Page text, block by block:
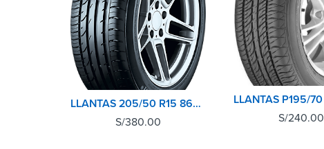
LLANTAS 205/50 R15 86V CONTIPREMIUM CONTACT 2 CONTINENTAL TL
S/380.00
S/240.00